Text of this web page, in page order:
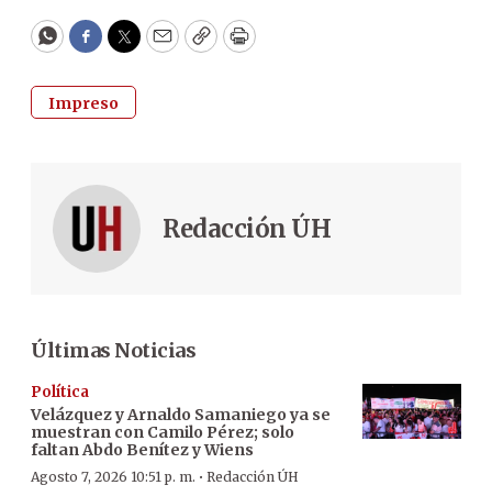
WhatsApp
Facebook
Twitter
EmailCopyPrint
Impreso
Redacción ÚH
Últimas Noticias
Política
Velázquez y Arnaldo Samaniego ya se
muestran con Camilo Pérez; solo
faltan Abdo Benítez y Wiens
Agosto 7, 2026 10:51 p. m. · Redacción ÚH